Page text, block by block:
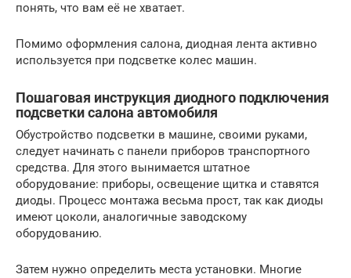
понять, что вам её не хватает.
Помимо оформления салона, диодная лента активно
используется при подсветке колес машин.
Пошаговая инструкция диодного подключения
подсветки салона автомобиля
Обустройство подсветки в машине, своими руками,
следует начинать с панели приборов транспортного
средства. Для этого вынимается штатное
оборудование: приборы, освещение щитка и ставятся
диоды. Процесс монтажа весьма прост, так как диоды
имеют цоколи, аналогичные заводскому
оборудованию.
Затем нужно определить места установки. Многие